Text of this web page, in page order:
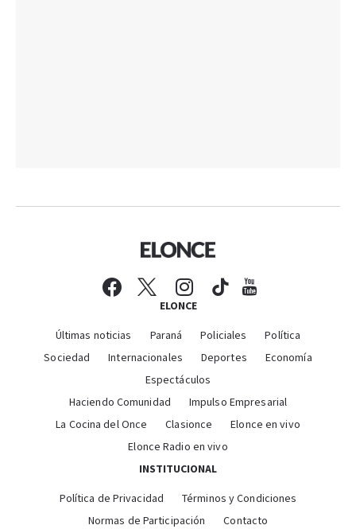
ELONCE
Últimas noticias Paraná Policiales
Política
Sociedad
Internacionales Deportes
Economía
Espectáculos
Haciendo Comunidad
Impulso Empresarial
La Cocina del Once
Clasionce
Elonce en vivo
Elonce Radio en vivo
INSTITUCIONAL
Política de Privacidad
Términos y Condiciones
Normas de Participación
Contacto